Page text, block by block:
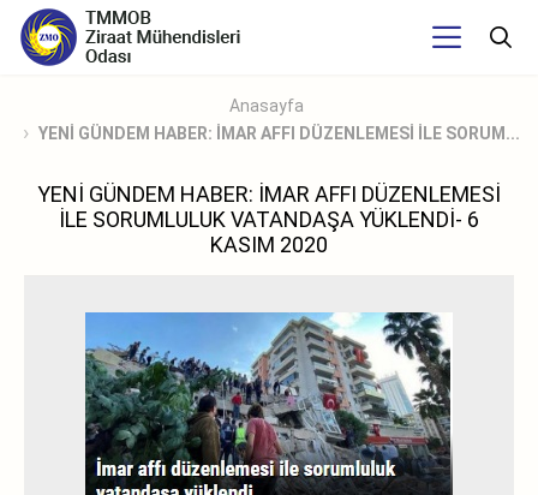
Anasayfa
YENİ GÜNDEM HABER: İMAR AFFI DÜZENLEMESİ İLE SORUM...
YENİ GÜNDEM HABER: İMAR AFFI DÜZENLEMESİ
İLE SORUMLULUK VATANDAŞA YÜKLENDİ- 6
KASIM 2020